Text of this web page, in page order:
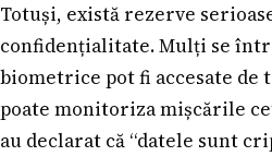
Totuși, există rezerve
confidențialitate. Mulți se
biometrice pot fi accesate de
poate monitoriza mișcările
au declarat că “datele sunt